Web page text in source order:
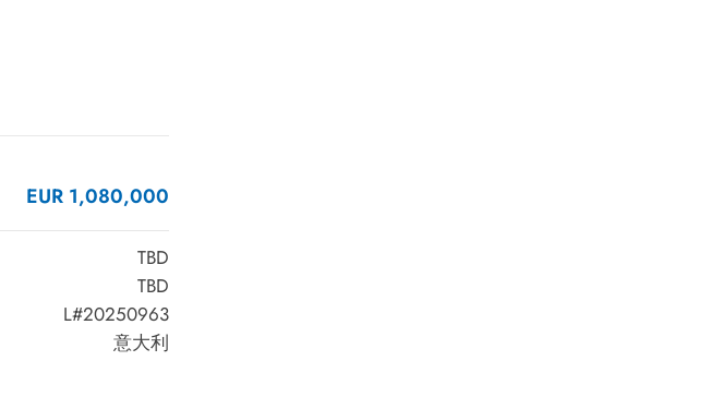
EUR 1,080,000
TBD
TBD
L#20250963
意大利